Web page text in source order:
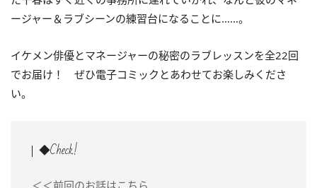
ージャー＆ラブシーンの練習台になることに……。
イケメン俳優とマネージャーの秘密のラブレッスンを全22回
でお届け！ ぜひ電子コミックとあわせてお楽しみくださ
い。
◆Check!
＜＜前回のお話はこちら